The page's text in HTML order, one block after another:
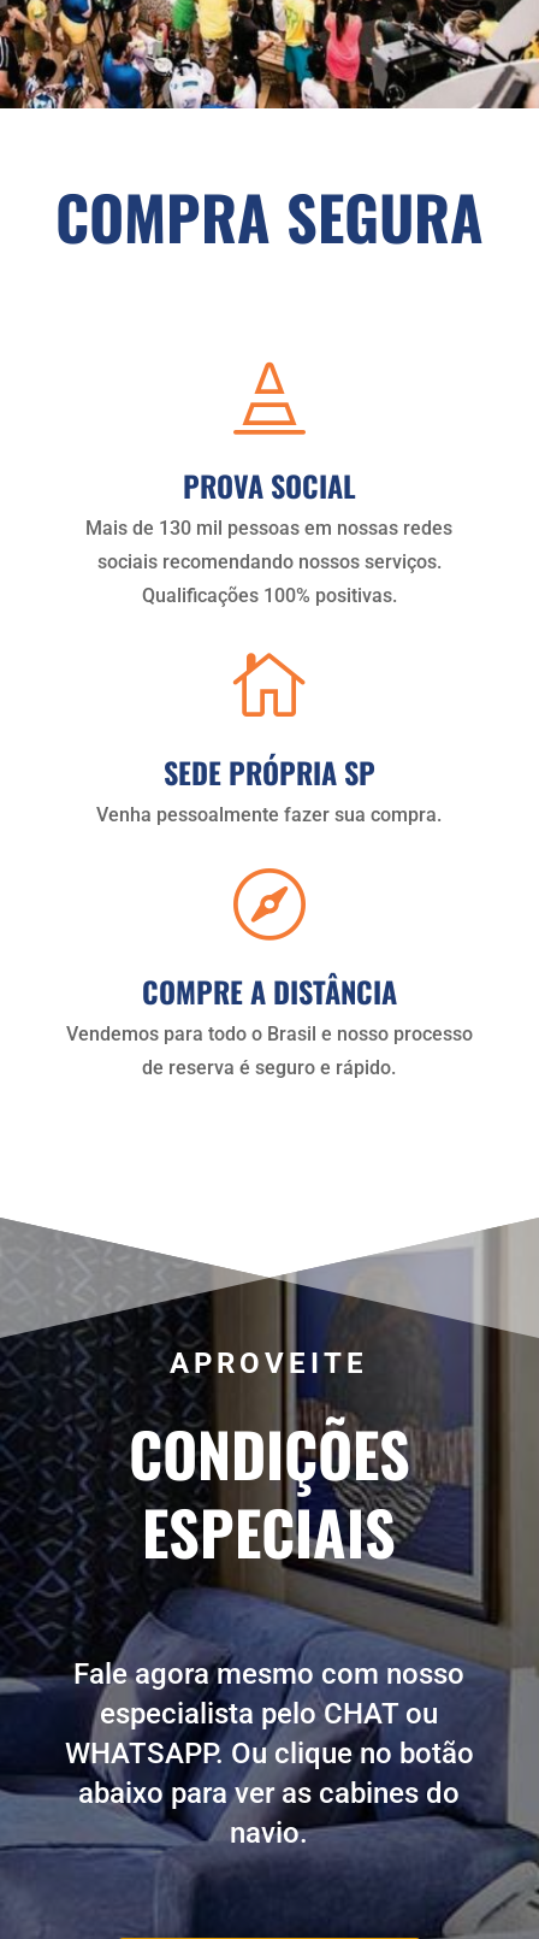
COMPRA SEGURA

PROVA SOCIAL
Mais de 130 mil pessoas em nossas redes
sociais recomendando nossos serviços.
Qualificações 100% positivas.

SEDE PRÓPRIA SP
Venha pessoalmente fazer sua compra.

COMPRE A DISTÂNCIA
Vendemos para todo o Brasil e nosso processo
de reserva é seguro e rápido.
APROVEITE
CONDIÇÕES
ESPECIAIS
Fale agora mesmo com nosso
especialista pelo CHAT ou
WHATSAPP. Ou clique no botão
abaixo para ver as cabines do
navio.